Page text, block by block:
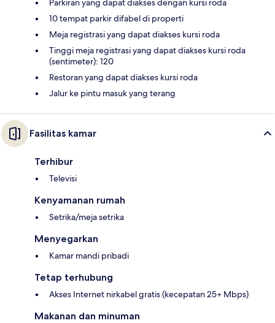
Parkiran yang dapat diakses dengan kursi roda
10 tempat parkir difabel di properti
Meja registrasi yang dapat diakses kursi roda
Tinggi meja registrasi yang dapat diakses kursi roda
(sentimeter): 120
Restoran yang dapat diakses kursi roda
Jalur ke pintu masuk yang terang
Fasilitas kamar
Terhibur
Televisi
Kenyamanan rumah
Setrika/meja setrika
Menyegarkan
Kamar mandi pribadi
Tetap terhubung
Akses Internet nirkabel gratis (kecepatan 25+ Mbps)
Makanan dan minuman